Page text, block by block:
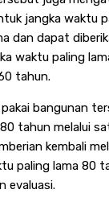
jangka waktu
dan dapat
waktu paling
tahun.
bangunan
tahun melalui
kembali
paling lama 80
evaluasi.